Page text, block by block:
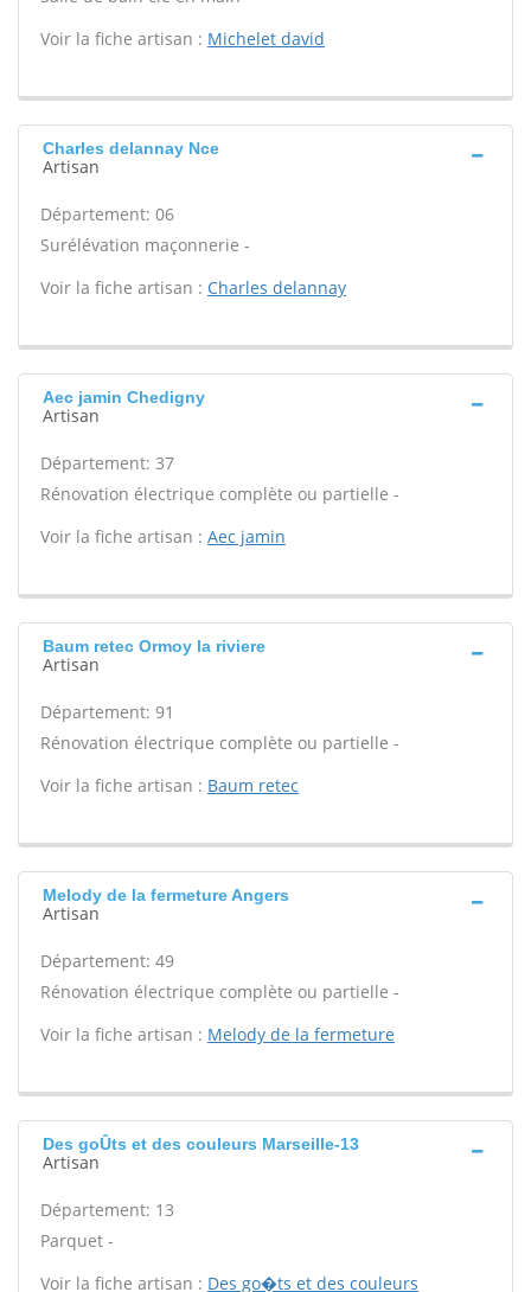
Voir la fiche artisan : Michelet david
Charles delannay Nce
Artisan
Département: 06
Surélévation maçonnerie -
Voir la fiche artisan : Charles delannay
Aec jamin Chedigny
Artisan
Département: 37
Rénovation électrique complète ou partielle -
Voir la fiche artisan : Aec jamin
Baum retec Ormoy la riviere
Artisan
Département: 91
Rénovation électrique complète ou partielle -
Voir la fiche artisan : Baum retec
Melody de la fermeture Angers
Artisan
Département: 49
Rénovation électrique complète ou partielle -
Voir la fiche artisan : Melody de la fermeture
Des goÛts et des couleurs Marseille-13
Artisan
Département: 13
Parquet -
Voir la fiche artisan : Des go�ts et des couleurs